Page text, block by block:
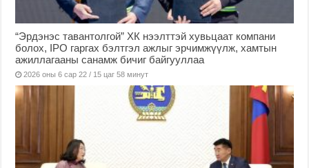
“Эрдэнэс тавантолгой” ХК нээлттэй хувьцаат компани
болох, IPO гаргах бэлтгэл ажлыг эрчимжүүлж, хамтын
ажиллагааны санамж бичиг байгууллаа
2026 оны 6 сар 22 / 15 цаг 58 минут